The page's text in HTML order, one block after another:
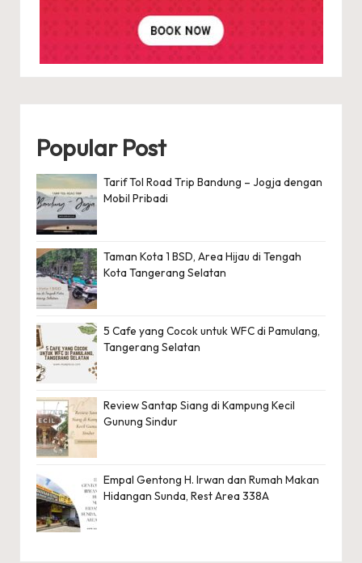
Popular Post
Tarif Tol Road Trip Bandung – Jogja dengan
Mobil Pribadi
Taman Kota 1 BSD, Area Hijau di Tengah
Kota Tangerang Selatan
5 Cafe yang Cocok untuk WFC di Pamulang,
Tangerang Selatan
Review Santap Siang di Kampung Kecil
Gunung Sindur
Empal Gentong H. Irwan dan Rumah Makan
Hidangan Sunda, Rest Area 338A